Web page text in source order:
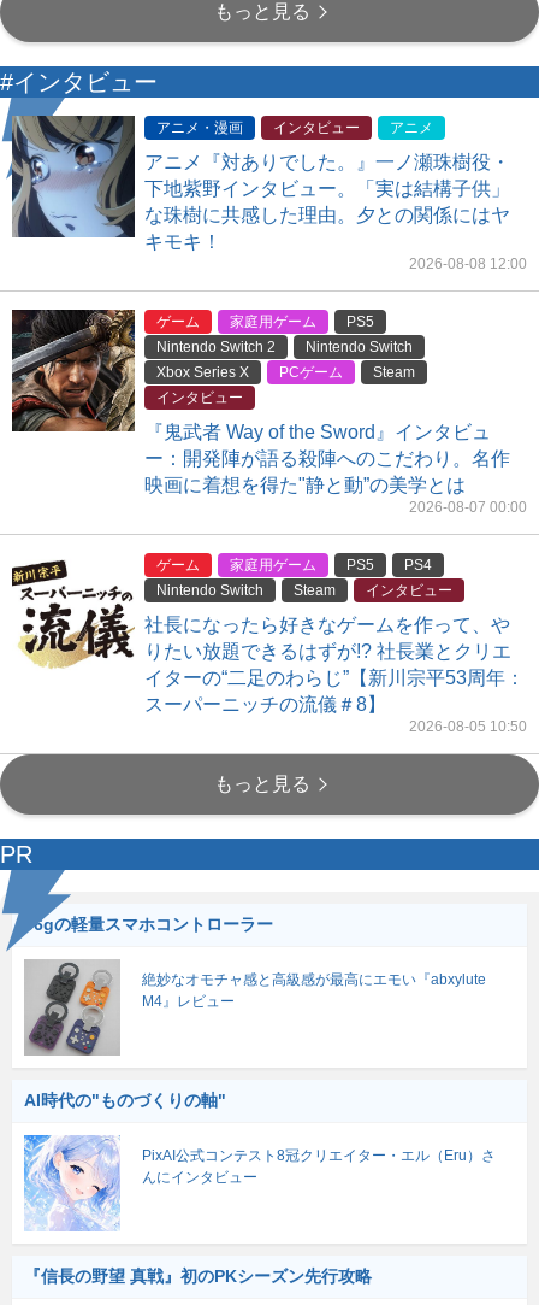
もっと見る
#インタビュー
アニメ・漫画 インタビュー アニメ
アニメ『対ありでした。』一ノ瀬珠樹役・
下地紫野インタビュー。「実は結構子供」
な珠樹に共感した理由。夕との関係にはヤ
キモキ！
2026-08-08 12:00
ゲーム 家庭用ゲーム
PS5
Nintendo Switch 2
Nintendo Switch
Xbox Series X
PCゲーム
Steam
インタビュー
『鬼武者 Way of the Sword』インタビュ
ー：開発陣が語る殺陣へのこだわり。名作
映画に着想を得た"静と動”の美学とは
2026-08-07 00:00
ゲーム 家庭用ゲーム PS5
PS4
Nintendo Switch
Steam インタビュー
社長になったら好きなゲームを作って、や
りたい放題できるはずが!? 社長業とクリエ
イターの“二足のわらじ”【新川宗平53周年：
スーパーニッチの流儀＃8】
2026-08-05 10:50
もっと見る
PR
56gの軽量スマホコントローラー
絶妙なオモチャ感と高級感が最高にエモい『abxylute
M4』レビュー
AI時代の"ものづくりの軸"
PixAI公式コンテスト8冠クリエイター・エル（Eru）さ
んにインタビュー
『信長の野望 真戦』初のPKシーズン先行攻略